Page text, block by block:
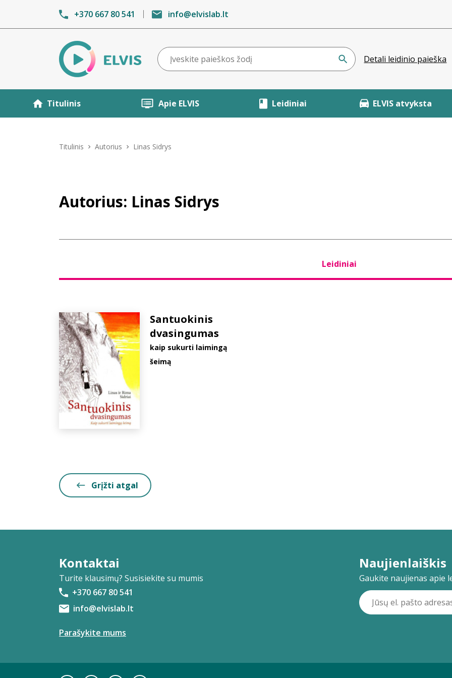
+370 667 80 541 info@elvislab.lt
Detali leidinio paieška
Titulinis Apie ELVIS Leidiniai ELVIS atvyksta
Titulinis Autorius Linas Sidrys
Autorius: Linas Sidrys
Leidiniai
Santuokinis
dvasingumas
kaip sukurti laimingą
šeimą
Grįžti atgal
Kontaktai
Turite klausimų? Susisiekite su mumis
+370 667 80 541
info@elvislab.lt
Parašykite mums
Naujienlaiškis
Gaukite naujienas apie